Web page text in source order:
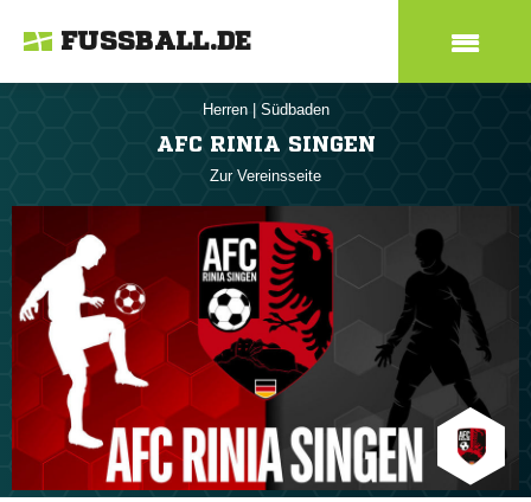
FUSSBALL.DE
Herren Südbaden
AFC RINIA SINGEN
Zur Vereinsseite